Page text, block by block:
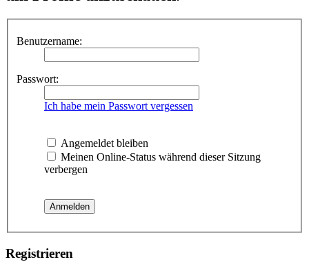
Benutzername:
Passwort:
Ich habe mein Passwort vergessen
Angemeldet bleiben
Meinen Online-Status während dieser Sitzung
verbergen
Registrieren